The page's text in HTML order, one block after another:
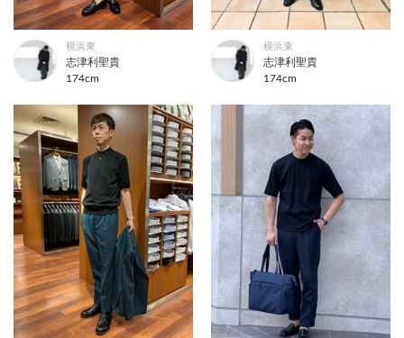
横浜東
志津利聖貴
174cm
横浜東
志津利聖貴
174cm